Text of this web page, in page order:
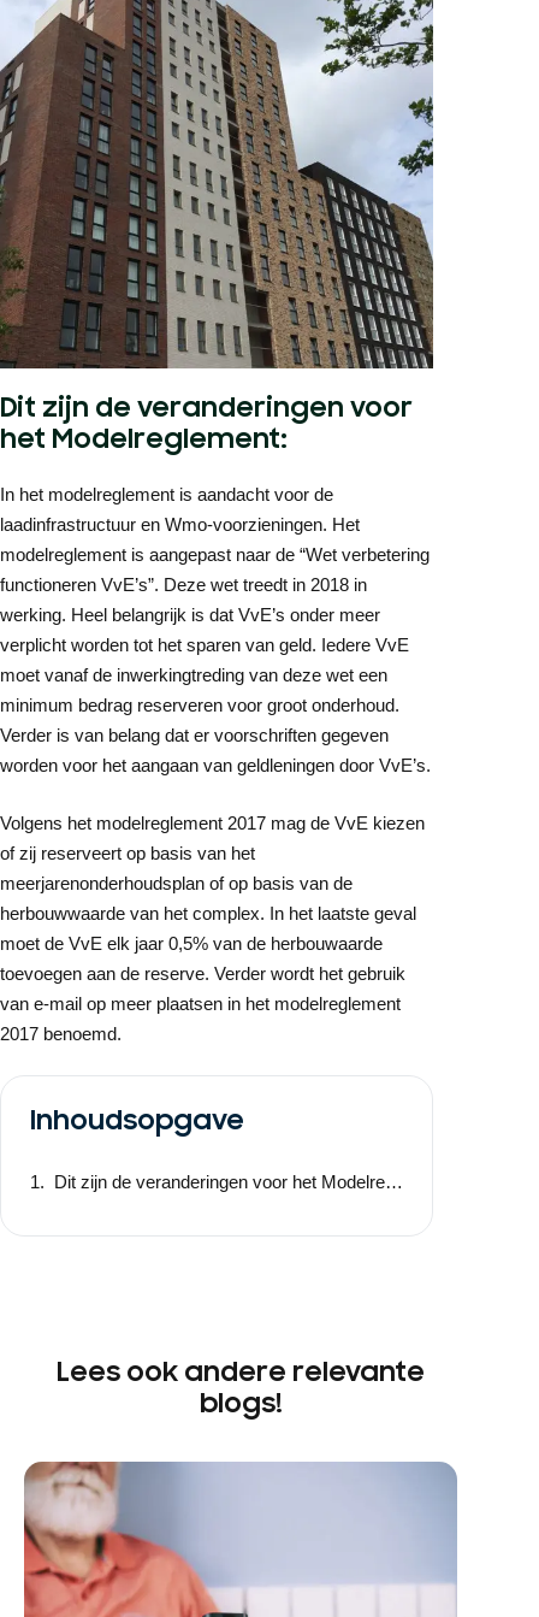
Dit zijn de veranderingen voor
het Modelreglement:
In het modelreglement is aandacht voor de
laadinfrastructuur en Wmo-voorzieningen. Het
modelreglement is aangepast naar de “Wet verbetering
functioneren VvE’s”. Deze wet treedt in 2018 in
werking. Heel belangrijk is dat VvE’s onder meer
verplicht worden tot het sparen van geld. Iedere VvE
moet vanaf de inwerkingtreding van deze wet een
minimum bedrag reserveren voor groot onderhoud.
Verder is van belang dat er voorschriften gegeven
worden voor het aangaan van geldleningen door VvE’s.
Volgens het modelreglement 2017 mag de VvE kiezen
of zij reserveert op basis van het
meerjarenonderhoudsplan of op basis van de
herbouwwaarde van het complex. In het laatste geval
moet de VvE elk jaar 0,5% van de herbouwaarde
toevoegen aan de reserve. Verder wordt het gebruik
van e-mail op meer plaatsen in het modelreglement
2017 benoemd.
Inhoudsopgave
Dit zijn de veranderingen voor het Modelreglement:
Lees ook andere relevante
blogs!